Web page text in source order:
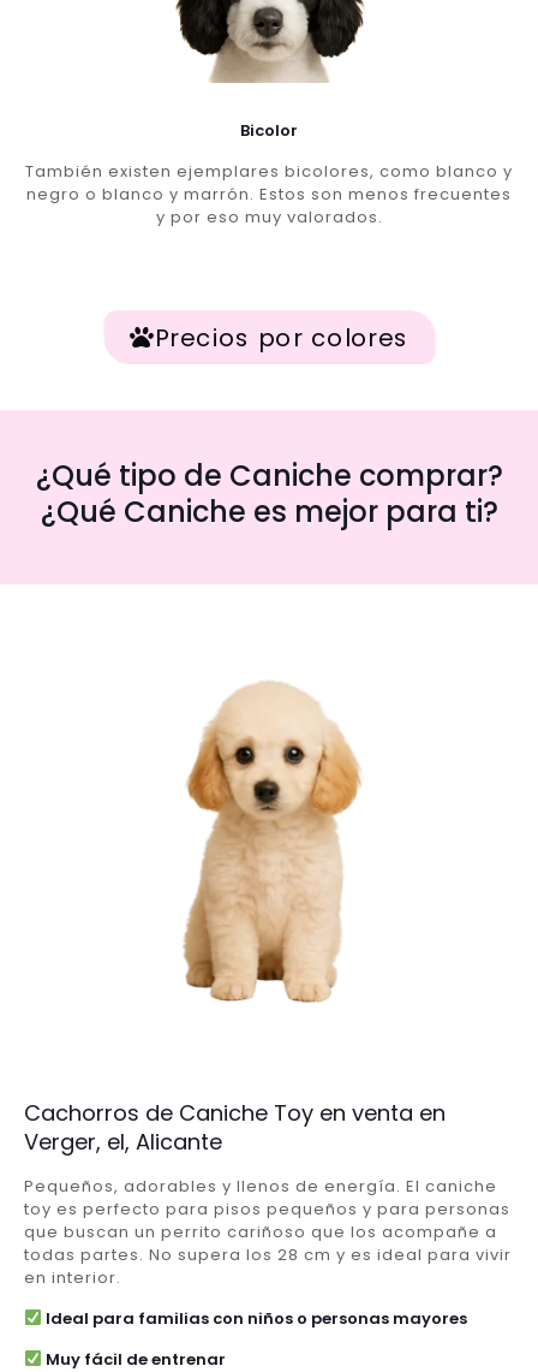
Bicolor
También existen ejemplares bicolores, como blanco y
negro o blanco y marrón. Estos son menos frecuentes
y por eso muy valorados.
Precios por colores
¿Qué tipo de Caniche comprar?
¿Qué Caniche es mejor para ti?
Cachorros de Caniche Toy en venta en
Verger, el, Alicante
Pequeños, adorables y llenos de energía. El caniche
toy es perfecto para pisos pequeños y para personas
que buscan un perrito cariñoso que los acompañe a
todas partes. No supera los 28 cm y es ideal para vivir
en interior.
Ideal para familias con niños o personas mayores
Muy fácil de entrenar